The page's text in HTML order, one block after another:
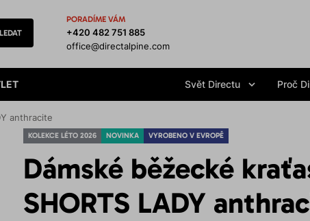
PORADÍME VÁM
+420 482 751 885
office@directalpine.com
Svět Directu Proč
anthracite
KOLEKCE LÉTO 2026 NOVINKA VYROBENO V EVROPĚ
Dámské běžecké
SHORTS LADY